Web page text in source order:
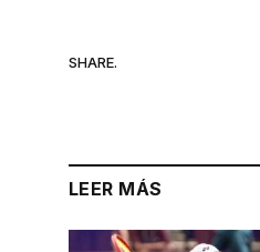
SHARE.
LEER MÁS